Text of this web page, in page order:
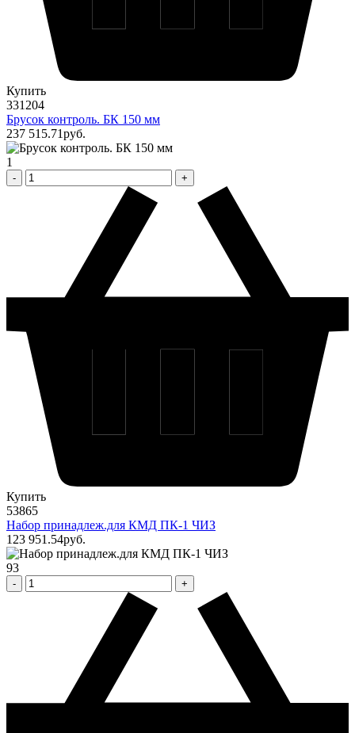
Купить
331204
Брусок контроль. БК 150 мм
237 515.71pуб.
1
Купить
53865
Набор принадлеж.для КМД ПК-1 ЧИЗ
123 951 .54pуб.
93